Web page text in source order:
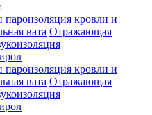
пароизоляция кровли и
вата Отражающая
пароизоляция кровли и
вата Отражающая